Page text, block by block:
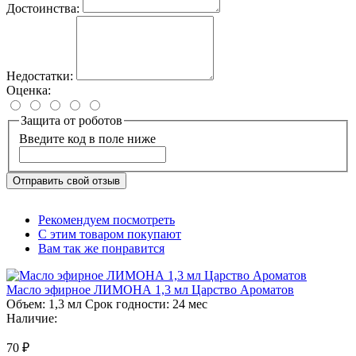
Достоинства:
Недостатки:
Оценка:
Защита от роботов
Введите код в поле ниже
Отправить свой отзыв
Рекомендуем посмотреть
С этим товаром покупают
Вам так же понравится
Масло эфирное ЛИМОНА 1,3 мл Царство Ароматов
Объем: 1,3 мл Срок годности: 24 мес
Наличие:
70 ₽